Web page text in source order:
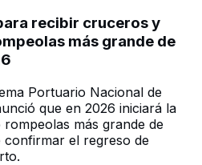
recibir cruceros y
más grande de
Portuario Nacional de
que en 2026 iniciará la
más grande de
confirmar el regreso de